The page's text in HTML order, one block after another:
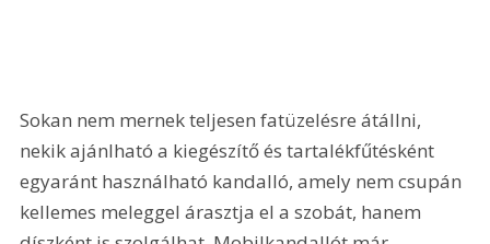
Sokan nem mernek teljesen fatüzelésre átállni,
nekik ajánlható a kiegészítő és tartalékfűtésként
egyaránt használható kandalló, amely nem csupán
kellemes meleggel árasztja el a szobát, hanem